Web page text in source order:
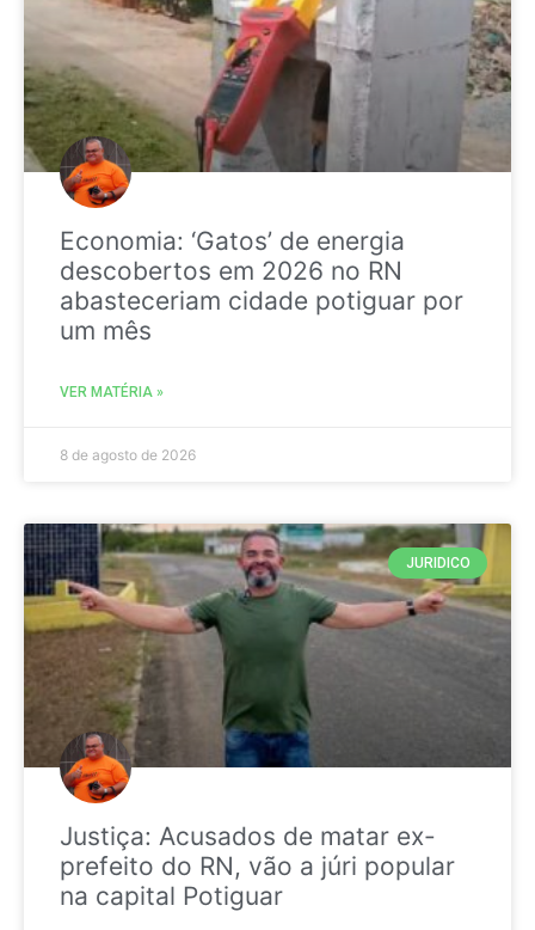
Economia: ‘Gatos’ de energia
descobertos em 2026 no RN
abasteceriam cidade potiguar por
um mês
VER MATÉRIA »
8 de agosto de 2026
JURIDICO
Justiça: Acusados de matar ex-
prefeito do RN, vão a júri popular
na capital Potiguar